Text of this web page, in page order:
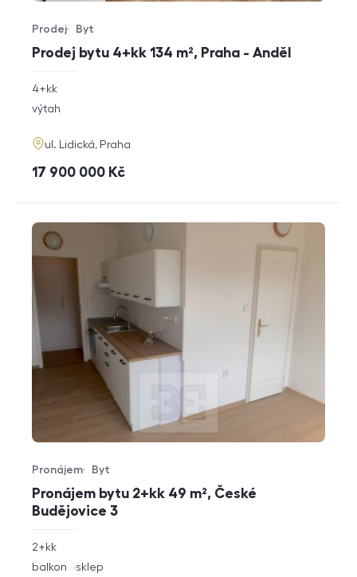
Prodej bytu 4+kk 134 m², Praha - Anděl
Typ nabídky
Prodej
Typ nemovitosti
Byt
rozměry
4+kk
funkce
výtah
adresa
ul. Lidická, Praha
cena
17 900 000 Kč
Pronájem bytu 2+kk 49 m², České
Budějovice 3
Typ nabídky
Pronájem
Typ nemovitosti
Byt
rozměry
2+kk
funkce
balkon sklep